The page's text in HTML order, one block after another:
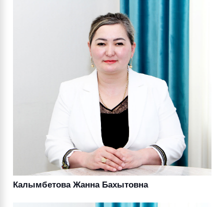
Калымбетова Жанна Бахытовна